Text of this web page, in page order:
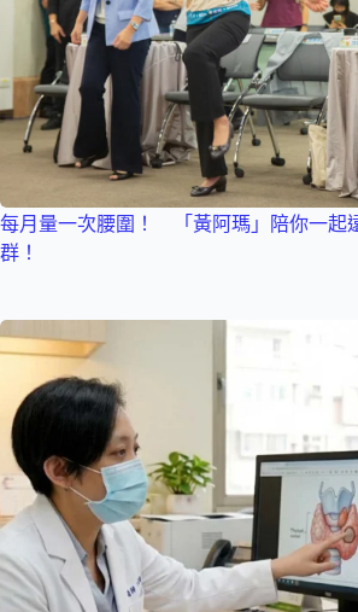
每月量一次腰圍！ 「黃阿瑪」陪你一起
群！